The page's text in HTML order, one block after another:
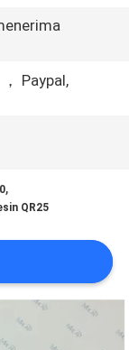
Paypal,
,
QR25